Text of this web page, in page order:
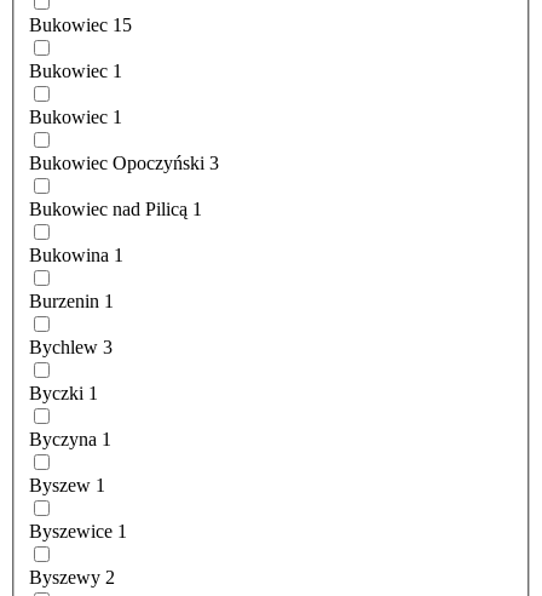
Bukowiec 15
Bukowiec 1
Bukowiec 1
Bukowiec Opoczyński 3
Bukowiec nad Pilicą 1
Bukowina 1
Burzenin 1
Bychlew 3
Byczki 1
Byczyna 1
Byszew 1
Byszewice 1
Byszewy 2